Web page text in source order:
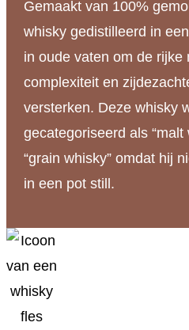
Gemaakt van 100%
whisky gedistilleerd in
in oude vaten om de rijke
complexiteit en
versterken. Deze whisky
gecategoriseerd als “malt
“grain whisky” omdat hij
in een pot still.